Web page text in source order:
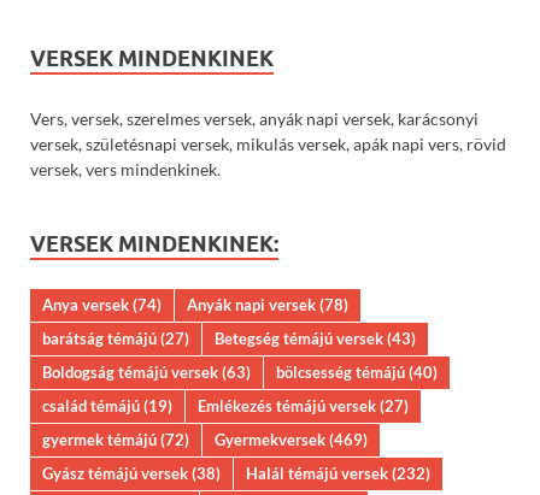
VERSEK MINDENKINEK
Vers, versek, szerelmes versek, anyák napi versek, karácsonyi
versek, születésnapi versek, mikulás versek, apák napi vers, rövid
versek, vers mindenkinek.
VERSEK MINDENKINEK:
Anya versek(74) Anyák napi versek(78)
barátság témájú(27) Betegség témájú versek(43)
Boldogság témájú versek(63) bölcsesség témájú(40)
család témájú(19) Emlékezés témájú versek(27)
gyermek témájú(72) Gyermekversek(469)
Gyász témájú versek(38) Halál témájú versek(232)